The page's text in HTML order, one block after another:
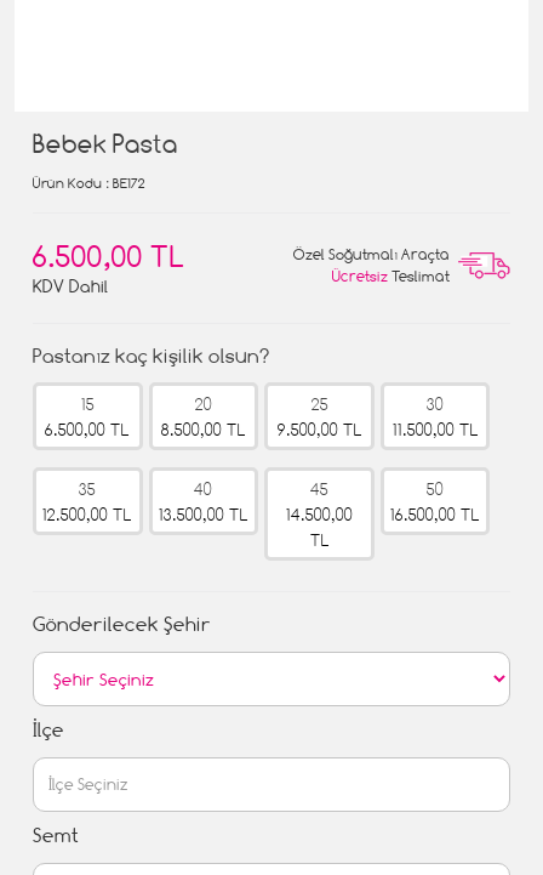
Bebek Pasta
Ürün Kodu : BE172
6.500,00 TL
KDV Dahil
Özel Soğutmalı Araçta
Ücretsiz Teslimat
Pastanız kaç kişilik olsun?
15
6.500,00 TL
20
8.500,00 TL
25
9.500,00 TL
30
11.500,00 TL
35
12.500,00 TL
40
13.500,00 TL
45
14.500,00
TL
50
16.500,00 TL
Gönderilecek Şehir
İlçe
Semt